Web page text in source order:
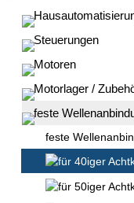
Steuerungen
Motoren
Motorlager /
feste
feste